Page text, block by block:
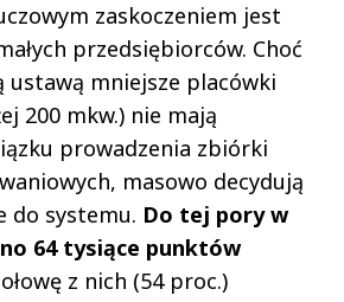
zaskoczeniem jest
przedsiębiorców. Choć
ustawą mniejsze placówki
200 mkw.) nie mają
prowadzenia zbiórki
masowo decydują
do systemu. Do tej pory w
64 tysiące punktów
z nich (54 proc.)